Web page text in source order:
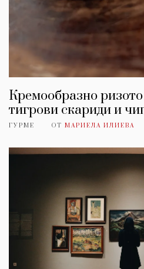
Кремообразно
тигрови скариди и
ГУРМЕ ОТ МАРИЕЛА ИЛИЕВА